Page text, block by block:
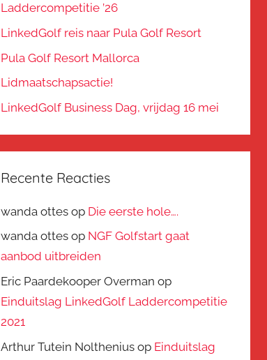
Laddercompetitie ’26
LinkedGolf reis naar Pula Golf Resort
Pula Golf Resort Mallorca
Lidmaatschapsactie!
LinkedGolf Business Dag, vrijdag 16 mei
Recente Reacties
wanda ottes op Die eerste hole….
wanda ottes op NGF Golfstart gaat
aanbod uitbreiden
Eric Paardekooper Overman op
Einduitslag LinkedGolf Laddercompetitie
2021
Arthur Tutein Nolthenius op Einduitslag